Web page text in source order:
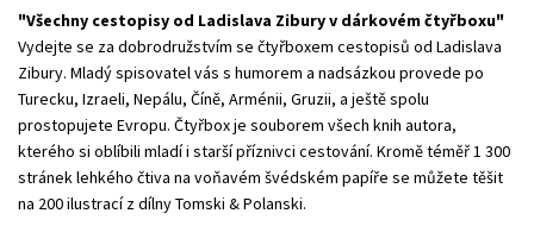
Všechny cestopisy od Ladislava Zibury v dárkovém čtyřboxu
Vydejte se za dobrodružstvím se čtyřboxem cestopisů od Ladislava
Zibury. Mladý spisovatel vás s humorem a nadsázkou provede po
Turecku, Izraeli, Nepálu, Číně, Arménii, Gruzii, a ještě spolu
prostopujete Evropu. Čtyřbox je souborem všech knih autora,
kterého si oblíbili mladí i starší příznivci cestování. Kromě téměř 1 300
stránek lehkého čtiva na voňavém švédském papíře se můžete těšit
na 200 ilustrací z dílny Tomski & Polanski.